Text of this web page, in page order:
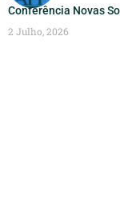
Conferência Novas
2 Julho, 2026